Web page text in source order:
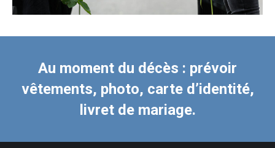
Au moment du décès : prévoir
vêtements, photo, carte d’identité,
livret de mariage.